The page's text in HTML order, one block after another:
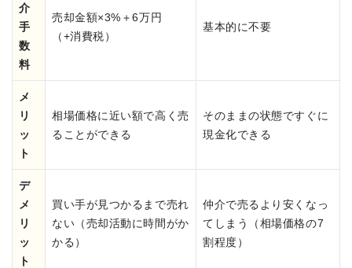
介
手
数
料
売却金額×3%＋6万円
（+消費税）
基本的に不要
メ
リ
ッ
ト
相場価格に近い額で高く売
ることができる
そのままの状態ですぐに
現金化できる
デ
メ
リ
ッ
ト
買い手が見つかるまで売れ
ない（売却活動に時間がか
かる）
仲介で売るより安くなっ
てしまう（相場価格の7
割程度）